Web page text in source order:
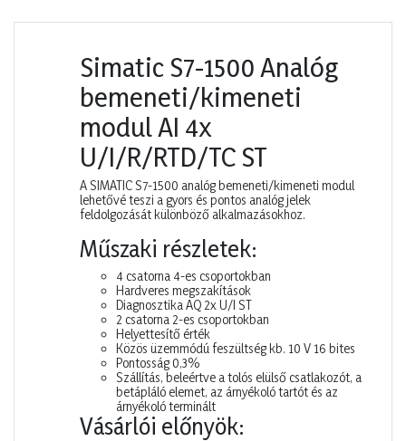
Simatic S7-1500 Analóg
bemeneti/kimeneti
modul AI 4x
U/I/R/RTD/TC ST
A SIMATIC S7-1500 analóg bemeneti/kimeneti modul
lehetővé teszi a gyors és pontos analóg jelek
feldolgozását különböző alkalmazásokhoz.
Műszaki részletek:
4 csatorna 4-es csoportokban
Hardveres megszakítások
Diagnosztika AQ 2x U/I ST
2 csatorna 2-es csoportokban
Helyettesítő érték
Közös üzemmódú feszültség kb. 10 V 16 bites
Pontosság 0,3%
Szállítás, beleértve a tolós elülső csatlakozót, a
betápláló elemet, az árnyékoló tartót és az
árnyékoló terminált
Vásárlói előnyök: